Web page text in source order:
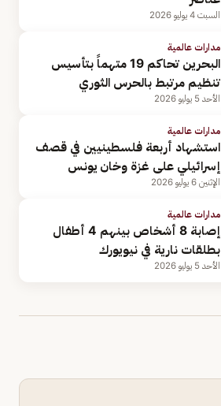
السبت 4 يوليو 2026
مدارات عالمية
البحرين تحاكم 19 متهماً بتأسيس
تنظيم مرتبط بالحرس الثوري
الأحد 5 يوليو 2026
مدارات عالمية
استشهاد أربعة فلسطينيين في قصف
إسرائيلي على غزة وخان يونس
الإثنين 6 يوليو 2026
مدارات عالمية
إصابة 8 أشخاص بينهم 4 أطفال
بطلقات نارية في نيويورك
الأحد 5 يوليو 2026